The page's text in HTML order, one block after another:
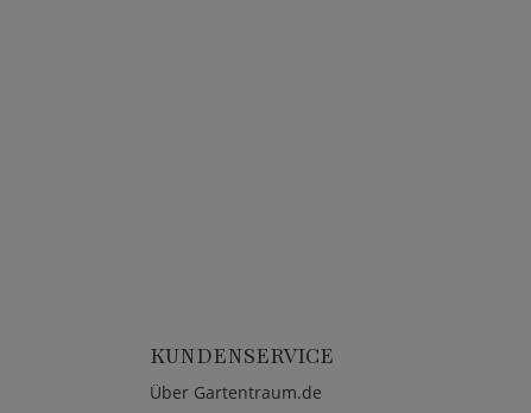
KUNDENSERVICE
Über Gartentraum.de